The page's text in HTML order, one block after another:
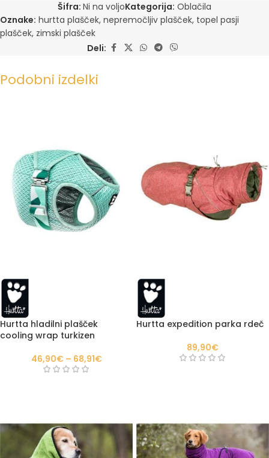
Šifra: Ni na voljoKategorija: Oblačila
Oznake: hurtta plašček, nepremočljiv plašček, topel pasji
plašček, zimski plašček
Deli:
Podobni izdelki
Hurtta hladilni plašček
cooling wrap turkizen
46,90€ – 68,91€
Hurtta expedition parka rdeč
89,90€